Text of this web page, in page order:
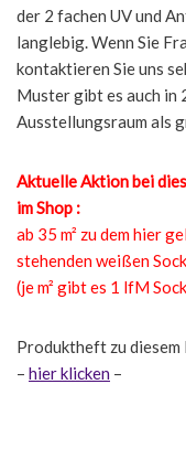
der 2 fachen UV und
langlebig. Wenn Sie
kontaktieren Sie uns
Muster gibt es auch in
Ausstellungsraum als
Aktuelle Aktion bei
im Shop :
ab 35 m² zu dem hier
stehenden weißen
(je m² gibt es 1 lfM
Produktheft zu
– hier klicken –